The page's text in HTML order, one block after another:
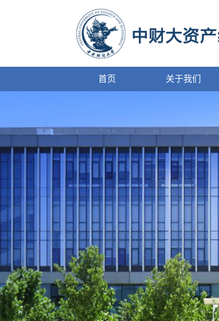
首页 关于我们